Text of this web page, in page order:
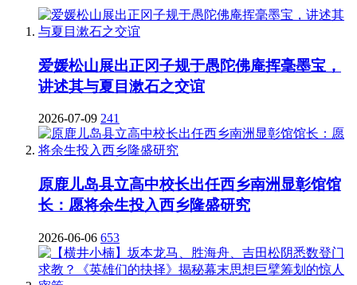
爱媛松山展出正冈子规于愚陀佛庵挥毫墨宝，
讲述其与夏目漱石之交谊
2026-07-09 241
原鹿儿岛县立高中校长出任西乡南洲显彰馆馆
长：愿将余生投入西乡隆盛研究
2026-06-06 653